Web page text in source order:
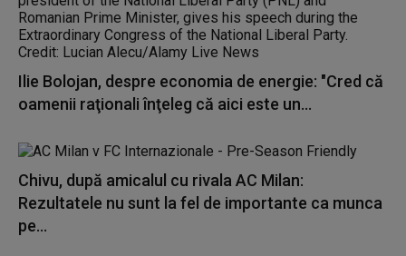
Ilie Bolojan, despre economia de energie: "Cred că
oamenii raţionali înţeleg că aici este un...
Chivu, după amicalul cu rivala AC Milan:
Rezultatele nu sunt la fel de importante ca munca
pe...